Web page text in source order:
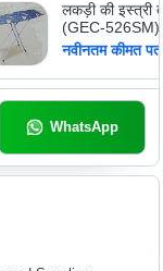
लकड़ी की इस्त्री
(GEC-526SM)
नवीनतम कीमत
WhatsApp